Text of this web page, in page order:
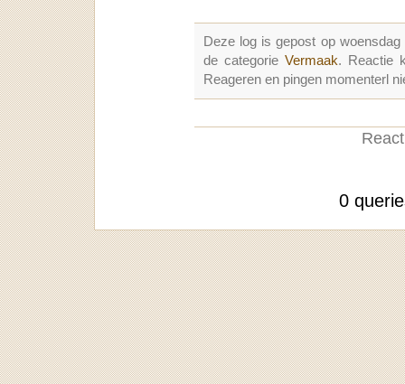
Deze log is gepost op
de categorie Vermaak. Reactie
Reageren en pingen momenterl
0